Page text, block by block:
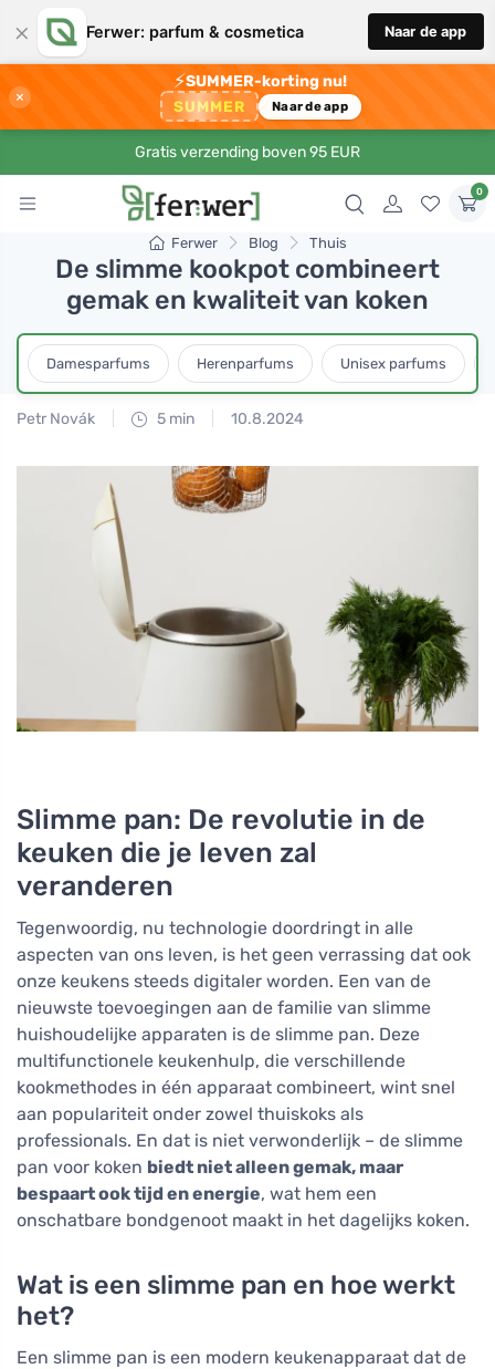
× Ferwer: parfum & cosmetica Naar de app
×
⚡SUMMER-korting nu!
SUMMER Naar de app
Gratis verzending boven 95 EUR
0
Ferwer Blog Thuis
De slimme kookpot combineert
gemak en kwaliteit van koken
Damesparfums Herenparfums Unisex parfums
Petr Novák 5 min 10.8.2024
Slimme pan: De revolutie in de
keuken die je leven zal
veranderen
Tegenwoordig, nu technologie doordringt in alle
aspecten van ons leven, is het geen verrassing dat ook
onze keukens steeds digitaler worden. Een van de
nieuwste toevoegingen aan de familie van slimme
huishoudelijke apparaten is de slimme pan. Deze
multifunctionele keukenhulp, die verschillende
kookmethodes in één apparaat combineert, wint snel
aan populariteit onder zowel thuiskoks als
professionals. En dat is niet verwonderlijk – de slimme
pan voor koken biedt niet alleen gemak, maar
bespaart ook tijd en energie, wat hem een
onschatbare bondgenoot maakt in het dagelijks koken.
Wat is een slimme pan en hoe werkt
het?
Een slimme pan is een modern keukenapparaat dat de